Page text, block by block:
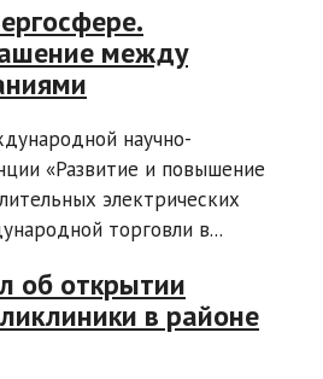
между
научно-
«Развитие и повышение
электрических
торговли в...
об открытии
в районе